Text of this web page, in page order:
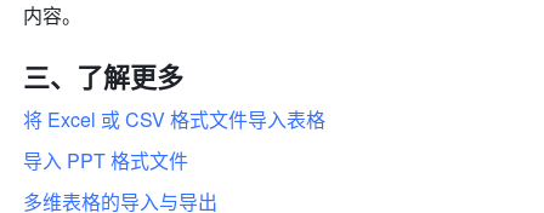
内容。
三、了解更多
将 Excel 或 CSV 格式文件导入表格
导入 PPT 格式文件
多维表格的导入与导出